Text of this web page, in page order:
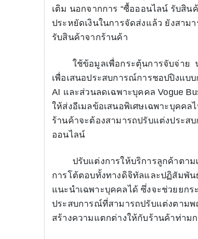
เติม นอกจากการ “ซื้อออนไลน์ รับสิ
ประหยัดเงินในการจัดส่งแล้ว ยังสา
รับสินค้าจากร้านค้า
ใช้ข้อมูลเพื่อกระตุ้นการจับจ่าย
เพื่อเสนอประสบการณ์การชอปปิงแ
AI และส่วนลดเฉพาะบุคคล Vogue
ให้ส่งอีเมลข้อเสนอพิเศษเฉพาะบุคค
ร้านค้าจะต้องสามารถปรับแต่งประ
ออนไลน์
ปรับแต่งการให้บริการลูกค้าตาม
การโต้ตอบทั้งทางดิจิทัลและปฏิสัมพั
แนะนำเฉพาะบุคคลได้ ซึ่งจะช่วยยก
ประสบการณ์ที่สามารถปรับแต่งตาม
สร้างความแตกต่างให้กับร้านค้าท่า